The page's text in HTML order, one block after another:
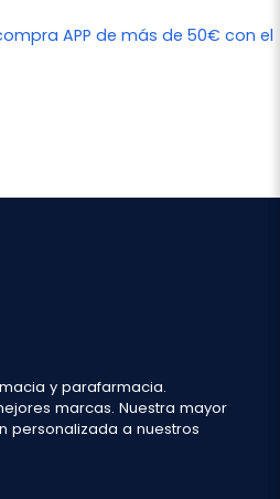
APP de más de 50€ con el
y parafarmacia.
marcas. Nuestra mayor
personalizada a nuestros